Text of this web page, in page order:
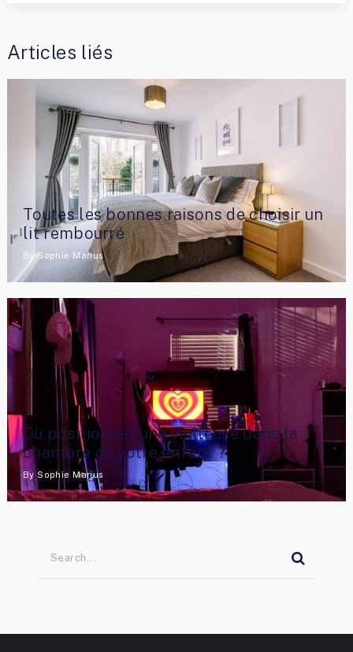
Articles liés
Toutes les bonnes raisons de choisir un
lit rembourré
BySophie Marius
Où positionner une veilleuse dans la
chambre de votre enfant ?
BySophie Marius